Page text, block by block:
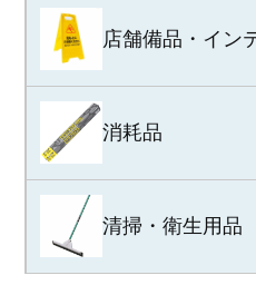
店舗備品・イン
消耗品
清掃・衛生用品